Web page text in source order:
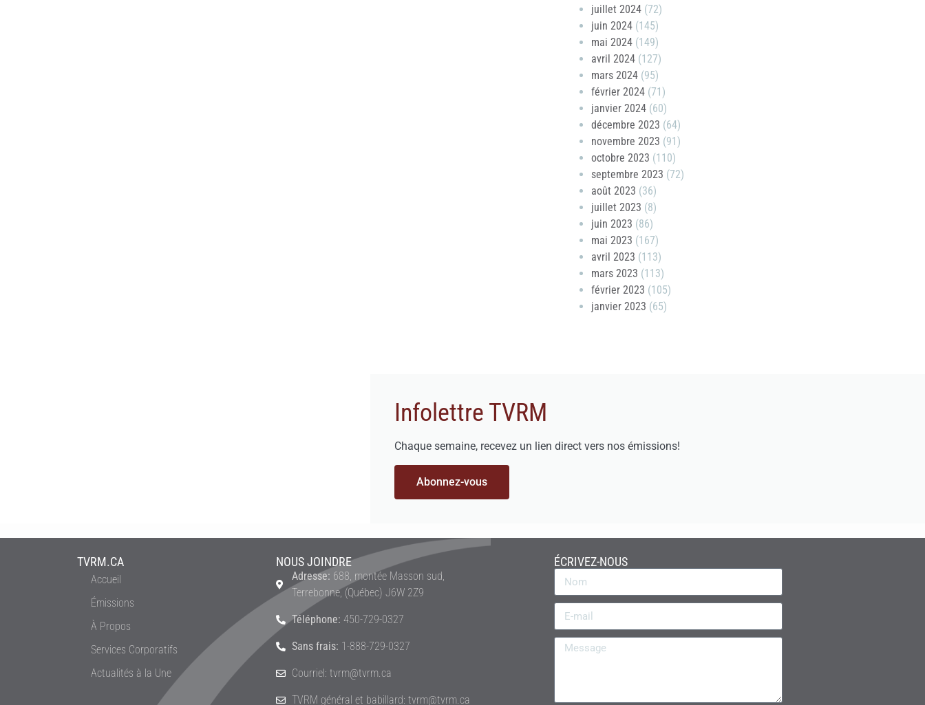
juillet 2024 (72)
juin 2024 (145)
mai 2024 (149)
avril 2024 (127)
mars 2024 (95)
février 2024 (71)
janvier 2024 (60)
décembre 2023 (64)
novembre 2023 (91)
octobre 2023 (110)
septembre 2023 (72)
août 2023 (36)
juillet 2023 (8)
juin 2023 (86)
mai 2023 (167)
avril 2023 (113)
mars 2023 (113)
février 2023 (105)
janvier 2023 (65)
Infolettre TVRM
Chaque semaine, recevez un lien direct vers nos émissions!
Abonnez-vous
TVRM.CA
Accueil
Émissions
À Propos
Services Corporatifs
Actualités à la Une
NOUS JOINDRE
Adresse: 688, montée Masson sud,
Terrebonne, (Québec) J6W 2Z9
Téléphone: 450-729-0327
Sans frais: 1-888-729-0327
Courriel: tvrm@tvrm.ca
TVRM général et babillard: tvrm@tvrm.ca
ÉCRIVEZ-NOUS